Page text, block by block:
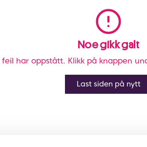
Noe gikk galt
feil har oppstått. Klikk på knappen
Last siden på nytt